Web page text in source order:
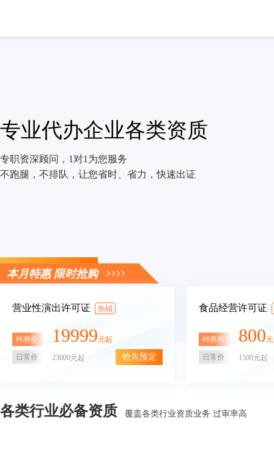
专业代办企业各类资质
专职资深顾问，1对1为您服务
不跑腿，不排队，让您省时、省力，快速出证
立即咨询
本月特惠 限时抢购
营业性演出许可证 热销
特惠价 19999元起
日常价 23000元起 抢先预定
食品经营许可证
特惠价 800
日常价 1500元起
各类行业必备资质 覆盖各类行业资质业务 过审率高